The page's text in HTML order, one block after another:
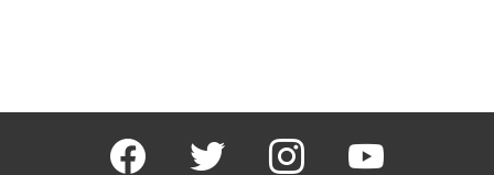
facebook twitter instagram